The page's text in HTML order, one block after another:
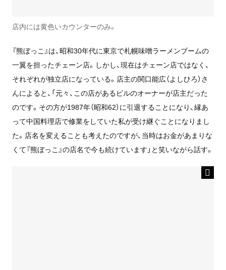
店内には黄色いカウンターのみ。
『熊ぼっこ』は、昭和30年代に東京で札幌味噌ラーメンブームの
一翼を担ったチェーン店。しかし、現在はチェーン店ではなく、
それぞれが独立店になっている。店主の関口能広（よしひろ）さ
んによると、「元々、この店があるビルのオーナーが店主だった
のです。その方が1987年（昭和62）に引退することになり、縁あ
って中国料理店で修業をしていた私が受け継ぐことになりまし
た。店名を変えることも考えたのですが、当時はお金があまりな
くて『熊ぼっこ』の店名で今も続けています」と笑いながら話す。